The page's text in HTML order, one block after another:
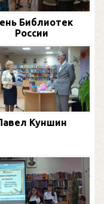
Библиотек
России
Куншин